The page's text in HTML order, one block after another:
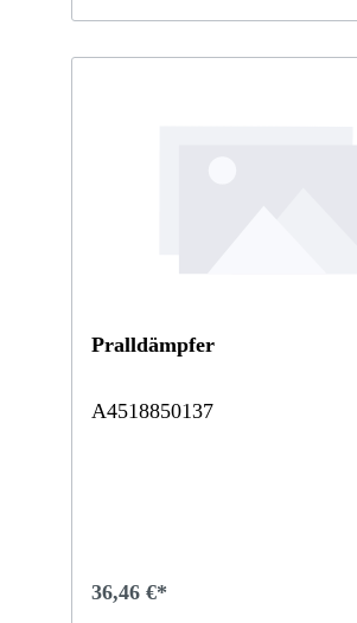
Pralldämpfer
A4518850137
36,46 €*